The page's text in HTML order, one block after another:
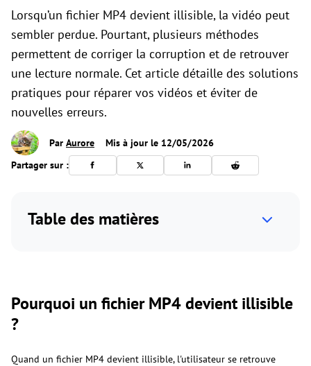
Lorsqu’un fichier MP4 devient illisible, la vidéo peut
sembler perdue. Pourtant, plusieurs méthodes
permettent de corriger la corruption et de retrouver
une lecture normale. Cet article détaille des solutions
pratiques pour réparer vos vidéos et éviter de
nouvelles erreurs.
Par Aurore
Mis à jour le 12/05/2026
Partager sur :
Table des matières
Pourquoi un fichier MP4 devient illisible
?
Quand un fichier MP4 devient illisible, l'utilisateur se retrouve